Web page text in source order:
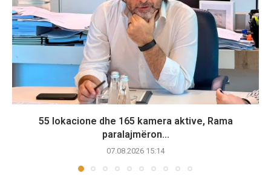
55 lokacione dhe 165 kamera aktive, Rama
paralajmëron...
07.08.2026 15:14